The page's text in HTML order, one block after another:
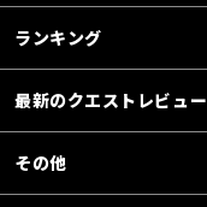
ランキング
最新のクエストレビュー
その他